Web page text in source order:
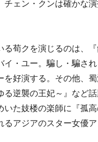
ェン・クンは確かな
荀クを演じるのは、『
・ユー。騙し・騙さ
好演する。その他、
逆襲の王妃～』など
た妓楼の楽師に『孤高
るアジアのスター女優